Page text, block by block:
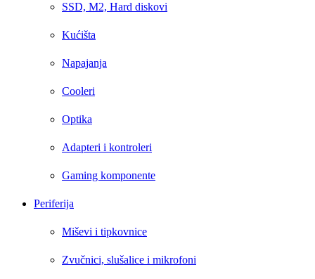
SSD, M2, Hard diskovi
Kućišta
Napajanja
Cooleri
Optika
Adapteri i kontroleri
Gaming komponente
Periferija
Miševi i tipkovnice
Zvučnici, slušalice i mikrofoni